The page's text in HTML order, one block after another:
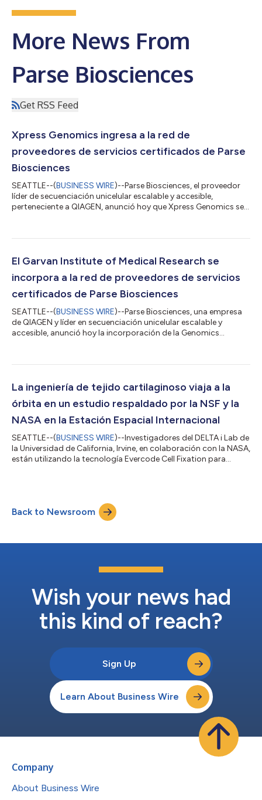
More News From
Parse Biosciences
Get RSS Feed
Xpress Genomics ingresa a la red de
proveedores de servicios certificados de Parse
Biosciences
SEATTLE--(BUSINESS WIRE)--Parse Biosciences, el proveedor
líder de secuenciación unicelular escalable y accesible,
perteneciente a QIAGEN, anunció hoy que Xpress Genomics se
empresa en la primera en hacerlo de la región nórdica. La
la cartera de secuenciación unicelular Evercode de Parse a
El Garvan Institute of Medical Research se
incorpora a la red de proveedores de servicios
certificados de Parse Biosciences
SEATTLE--(BUSINESS WIRE)--Parse Biosciences, una empresa
de QIAGEN y líder en secuenciación unicelular escalable y
accesible, anunció hoy la incorporación de la Genomics
(Certified Service Provider, CSP). Esta alianza amplía el acceso a
calidad en Australia, la región de Asia-Pacífico y otros
mercados. El Garvan Institu...
La ingeniería de tejido cartilaginoso viaja a la
órbita en un estudio respaldado por la NSF y la
NASA en la Estación Espacial Internacional
SEATTLE--(BUSINESS WIRE)--Investigadores del DELTA i Lab de
la Universidad de California, Irvine, en colaboración con la NASA,
están utilizando la tecnología Evercode Cell Fixation para
trabajo sin precedentes, que forma parte de un proyecto
financiado por la National Science Foundation (NSF) y dirigido
por la Dra. Wendy Brown...
Back to Newsroom
Wish your news had
this kind of reach?
Sign Up
Learn About Business Wire
Company
About Business Wire